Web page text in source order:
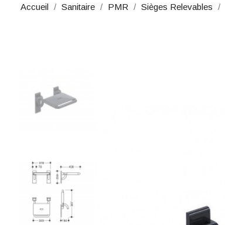
Accueil Sanitaire PMR Sièges Relevables